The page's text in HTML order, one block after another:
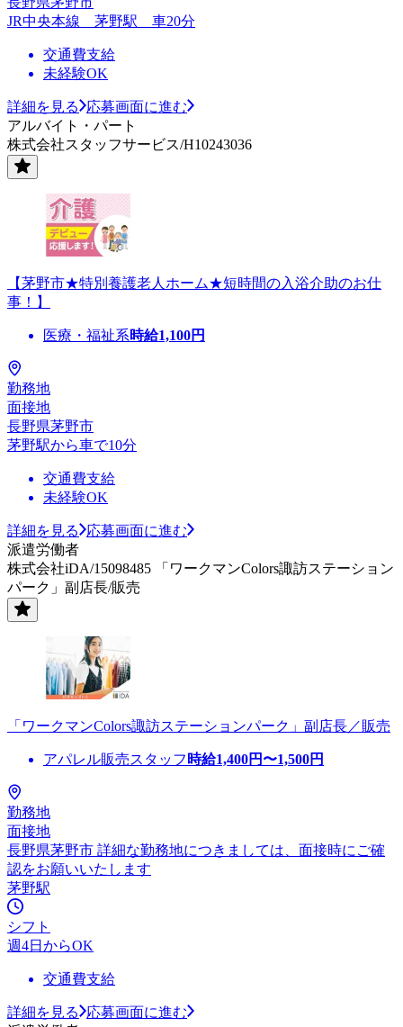
JR中央本線 茅野駅 車20分
交通費支給
未経験OK
詳細を見る
応募画面に進む
アルバイト・パート
株式会社スタッフサービス/H10243036
【茅野市★特別養護老人ホーム★短時間の入浴介助のお仕
事！】
医療・福祉系時給1,100円
勤務地
面接地
長野県茅野市
茅野駅から車で10分
交通費支給
未経験OK
詳細を見る
応募画面に進む
派遣労働者
株式会社iDA/15098485 「ワークマンColors諏訪ステーション
パーク」副店長/販売
「ワークマンColors諏訪ステーションパーク」副店長／販売
アパレル販売スタッフ 時給1,400円〜1,500円
勤務地
面接地
長野県茅野市 詳細な勤務地につきましては、面接時にご確
認をお願いいたします
茅野駅
シフト
週4日からOK
交通費支給
詳細を見る
応募画面に進む